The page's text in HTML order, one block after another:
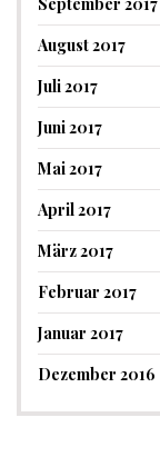
August 2017
Juli 2017
Juni 2017
Mai 2017
April 2017
März 2017
Februar 2017
Januar 2017
Dezember 2016